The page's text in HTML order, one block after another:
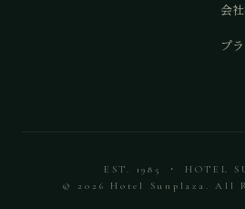
会
プ
EST. 1985 ・ HOTEL
© 2026 Hotel Sunplaza. All